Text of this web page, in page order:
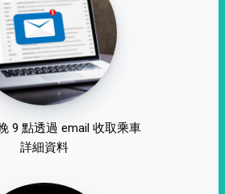
9 點透過 email 收取乘車
詳細資料